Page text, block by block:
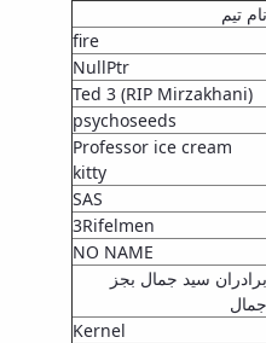
Affairs
Deputy
Dean
for
Postgraduate
Studies
نام تیم
fire
NullPtr
Ted 3 (RIP Mirzakhani)
psychoseeds
Professor ice cream
kitty
SAS
3Rifelmen
NO NAME
برادران سید جمال بجز
جمال
Kernel